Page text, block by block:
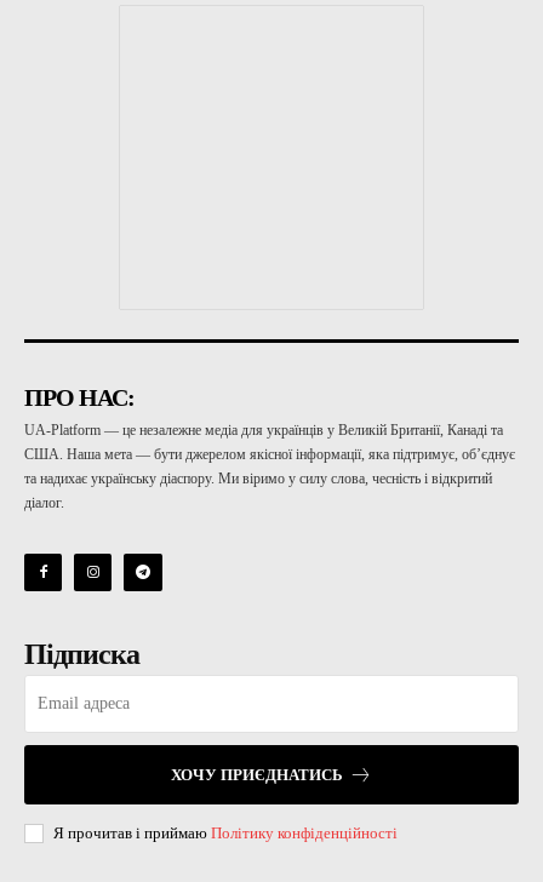
ПРО НАС:
UA-Platform — це незалежне медіа для українців у Великій Британії, Канаді та
США. Наша мета — бути джерелом якісної інформації, яка підтримує, об’єднує
та надихає українську діаспору. Ми віримо у силу слова, чесність і відкритий
діалог.
Підписка
ХОЧУ ПРИЄДНАТИСЬ
Я прочитав і приймаю Політику конфіденційності